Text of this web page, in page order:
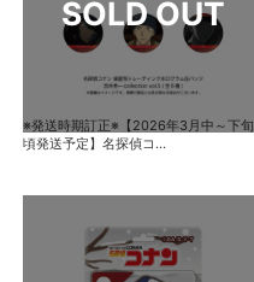
※発送時期訂正※【2026年3月中～下旬
頃発送予定】名探偵コ...